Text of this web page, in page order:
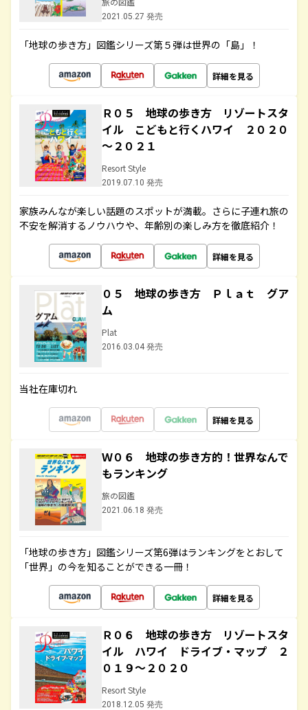
2021.05.27 発売
「地球の歩き方」図鑑シリーズ第５弾は世界の「島」！
詳細を見る
Ｒ０５ 地球の歩き方 リゾートスタ
イル こどもと行くハワイ ２０２０
～２０２１
Resort Style
2019.07.10 発売
家族みんなが楽しい話題のスポットが満載。さらに子連れ旅の
不安を解消するノウハウや、年齢別の楽しみ方を徹底紹介！
詳細を見る
０５ 地球の歩き方 Ｐｌａｔ グア
ム
Plat
2016.03.04 発売
当社在庫切れ
詳細を見る
Ｗ０６ 地球の歩き方的！世界なんで
もランキング
旅の図鑑
2021.06.18 発売
「地球の歩き方」図鑑シリーズ第6弾はランキングをとおして
「世界」の今を知ることができる一冊！
詳細を見る
Ｒ０６ 地球の歩き方 リゾートスタ
イル ハワイ ドライブ・マップ ２
０１９～２０２０
Resort Style
2018.12.05 発売